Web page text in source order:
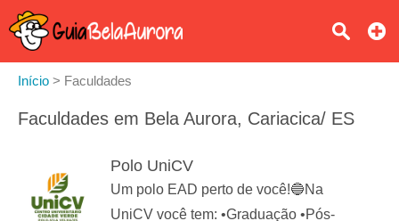
Início > Faculdades
Faculdades em Bela Aurora, Cariacica/ ES
Polo UniCV
Um polo EAD perto de você!🔵Na
UniCV você tem: •Graduação •Pós-